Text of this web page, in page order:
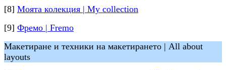
[8] Моята колекция | My collection
[9] Фремо | Fremo
Макетиране и техники на макетирането | All about
layouts